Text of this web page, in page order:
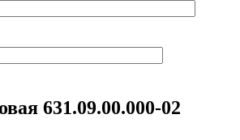
631.09.00.000-02